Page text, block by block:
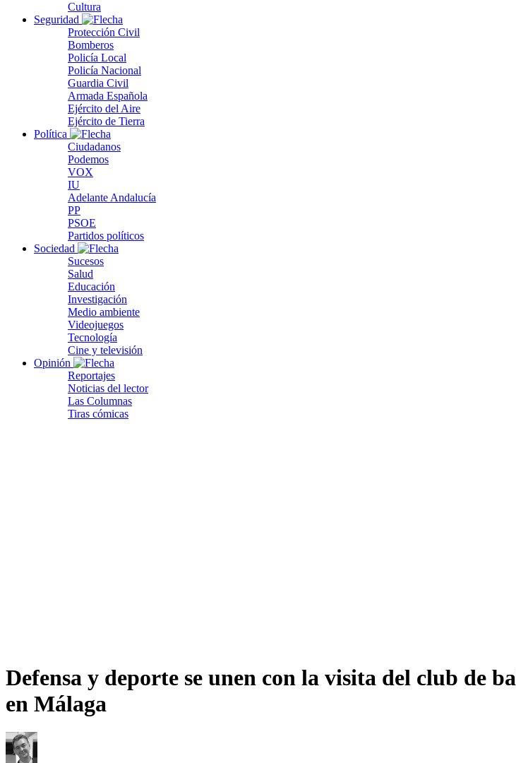
Cultura
Seguridad
Protección Civil
Bomberos
Policía Local
Policía Nacional
Guardia Civil
Armada Española
Ejército del Aire
Ejército de Tierra
Política
Ciudadanos
Podemos
VOX
IU
Adelante Andalucía
PP
PSOE
Partidos políticos
Sociedad
Sucesos
Salud
Educación
Investigación
Medio ambiente
Videojuegos
Tecnología
Cine y televisión
Opinión
Reportajes
Noticias del lector
Las Columnas
Tiras cómicas
Defensa y deporte se unen con la visita del club de
en Málaga